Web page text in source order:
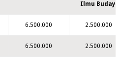
Ilmu Budaya
6.500.000 2.500.000
6.500.000 2.500.000